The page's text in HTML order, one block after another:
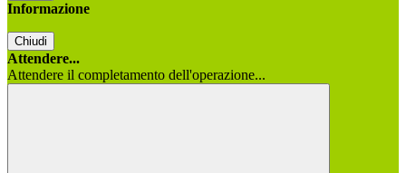
Informazione
Chiudi
Attendere...
Attendere il completamento dell'operazione...